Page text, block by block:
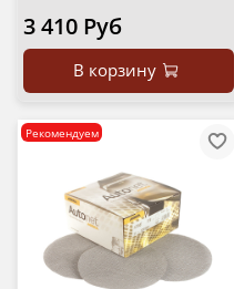
3 410 Руб
В корзину
Рекомендуем